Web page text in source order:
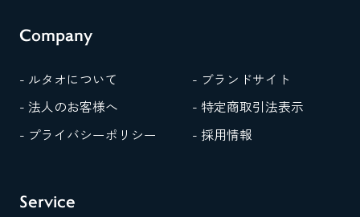
Company
- ルタオについて
- ブランドサイト
- 法人のお客様へ
- 特定商取引法表示
- プライバシーポリシー
- 採用情報
Service